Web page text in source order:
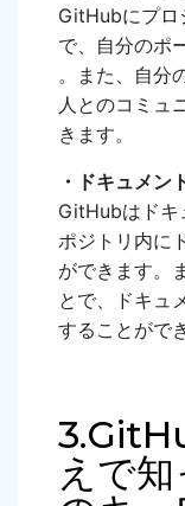
GitHubにプロ
で、自分のポ
。また、自分
人とのコミュ
きます。
・ドキュメン
GitHubはドキ
ポジトリ内に
ができます。
とで、ドキュ
することがで
えで